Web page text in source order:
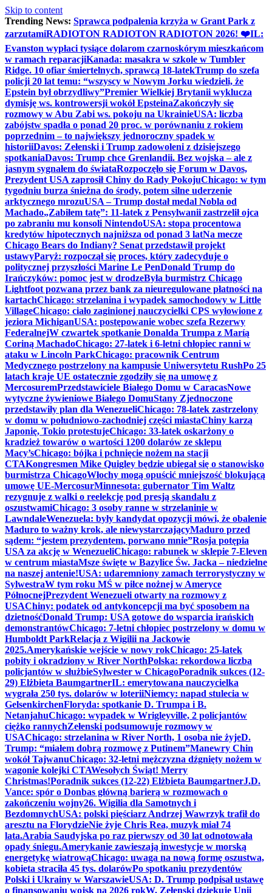
Skip to content
Trending News: Sprawca podpalenia krzyża w Grant Park z
zarzutamiRADIOTON RADIOTON RADIOTON 2026! ❤️IL:
Evanston wypłaci tysiące dolarom czarnoskórym mieszkańcom
w ramach reparacjiKanada: masakra w szkole w Tumbler
Ridge. 10 ofiar śmiertelnych, sprawcą 18-latekTrump do szefa
policji 20 lat temu: “wszyscy w Nowym Jorku wiedzieli, że
Epstein był obrzydliwy”Premier Wielkiej Brytanii wyklucza
dymisję ws. kontrowersji wokół EpsteinaZakończyły się
rozmowy w Abu Zabi ws. pokoju na UkrainieUSA: liczba
zabójstw spadła o ponad 20 proc. w porównaniu z rokiem
poprzednim – to największy jednoroczny spadek w
historiiDavos: Zełenski i Trump zadowoleni z dzisiejszego
spotkaniaDavos: Trump chce Grenlandii. Bez wojska – ale z
jasnym sygnałem do świataRozpoczęło się Forum w Davos,
Prezydent USA zaprosił Chiny do Rady PokojuChicago: w tym
tygodniu burza śnieżna do środy, potem silne uderzenie
arktycznego mrozuUSA – Trump dostał medal Nobla od
Machado„Zabiłem tatę”: 11-latek z Pensylwanii zastrzelił ojca
po zabraniu mu konsoli NintendoUSA: stopa procentowa
kredytów hipotecznych najniższa od ponad 3 latNa mecze
Chicago Bears do Indiany? Senat przedstawił projekt
ustawyParyż: rozpoczął się proces, który zadecyduje o
politycznej przyszłości Marine Le PenDonald Trump do
Irańczyków: pomoc jest w drodzeByła burmistrz Chicago
Lightfoot pozwana przez bank za nieuregulowane płatności na
kartachChicago: strzelanina i wypadek samochodowy w Little
VillageChicago: ciało zaginionej nauczycielki CPS wyłowione z
jeziora MichiganUSA: postępowanie wobec szefa Rezerwy
FederalnejW czwartek spotkanie Donalda Trumpa z Maríą
Coriną MachadoChicago: 27-latek i 6-letni chłopiec ranni w
ataku w Lincoln ParkChicago: pracownik Centrum
Medycznego postrzelony na kampusie Uniwersytetu RushPo 25
latach kraje UE ostatecznie zgodziły się na umowę z
MercosuremPrzedstawiciele Białego Domu w CaracasNowe
wytyczne żywieniowe Białego DomuStany Zjednoczone
przedstawiły plan dla WenezueliChicago: 78-latek zastrzelony
w domu w południowo-zachodniej części miastaChiny karzą
Japonię, Tokio protestujeChicago: 33-latek oskarżony o
kradzież towarów o wartości 1200 dolarów ze sklepu
Macy’sChicago: bójka i pchnięcie nożem na stacji
CTAKongresmen Mike Quigley będzie ubiegał się o stanowisko
burmistrza ChicagoWłochy mogą opuścić mniejszość blokującą
umowę UE-MercosurMinnesota: gubernator Tim Waltz
rezygnuje z walki o reelekcję pod presją skandalu z
oszustwamiChicago: 3 osoby ranne w strzelaninie w
LawndaleWenezuela: były kandydat opozycji mówi, że obalenie
Maduro to ważny krok, ale niewystarczającyMaduro przed
sądem: “jestem prezydentem, porwano mnie”Rosja potępia
USA za akcję w WenezueliChicago: rabunek w sklepie 7-Eleven
w centrum miastaMsze święte w Bazylice Św. Jacka – niedzielne
na naszej antenie!USA: udaremniony zamach terrorystyczny w
SylwestraW tym roku MŚ w piłce nożnej w Ameryce
PółnocnejPrezydent Wenezueli otwarty na rozmowy z
USAChiny: podatek od antykoncepcji ma być sposobem na
dzietnośćDonald Trump: USA gotowe do wsparcia irańskich
demonstrantówChicago: 7-letni chłopiec postrzelony w domu w
Humboldt ParkRelacja z Wigilii na Jackowie
2025.Amerykańskie wejście w nowy rokChicago: 25-latek
pobity i okradziony w River NorthPolska: rekordowa liczba
policjantów w służbieSylwester w ChicagoPoradnik sukces (12-
29) Elżbieta BaumgartnerIL: emerytowana nauczycielka
wygrała 250 tys. dolarów w loteriiNiemcy: napad stulecia w
GelsenkirchenFloryda: spotkanie D. Trumpa i B.
NetanjahuChicago: wypadek w Wrigleyville, 2 policjantów
ciężko rannychZełenski podsumowuje rozmowy w
USAChicago: strzelanina w River North, 1 osoba nie żyjeD.
Trump: “miałem dobrą rozmowę z Putinem”Manewry Chin
wokół TajwanuChicago: 32-letni mężczyzna dźgnięty nożem w
wagonie kolejki CTAWesołych Świąt! Merry
Christmas!Poradnik sukces (12-22) Elżbieta BaumgartnerJ.D.
Vance: spór o Donbas główną barierą w rozmowach o
zakończeniu wojny26. Wigilia dla Samotnych i
BezdomnychUSA: polski pięściarz Andrzej Wawrzyk trafił do
aresztu na FlorydzieNie żyje Chris Rea, muzyk miał 74
lata.Arabia Saudyjska po raz pierwszy od 30 lat odnotowała
opady śniegu.Amerykanie zawieszają inwestycje w morską
energetykę wiatrowąChicago: uwaga na nową formę oszustwa,
kobieta straciła 45 tys. dolarówPo spotkaniu prezydentów
Polski i Ukrainy w WarszawieUSA: D. Trump podpisał ustawę
o finansowaniu wojsk na 2026 rokW. Zełenski dziękuje Unii